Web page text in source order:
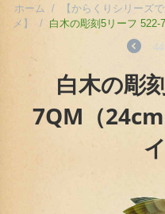
ホーム / 【からくりシリーズで
メ】
/ 白木の彫刻5リーフ 522-
44
白木の彫
7QM（